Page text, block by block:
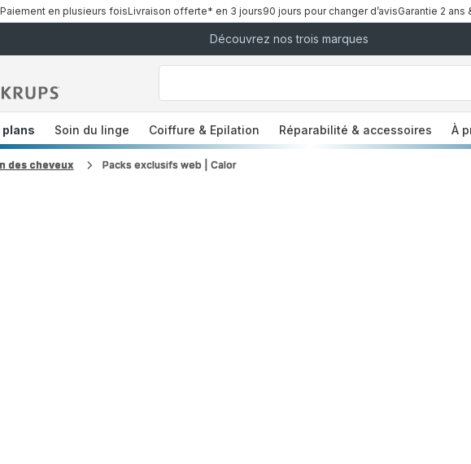
Paiement en plusieurs foisLivraison offerte* en 3 jours90 jours pour changer d’avisGarantie 2 ans
Découvrez nos trois marques
Accueil
["Que
recherchez-
Café
Grains","Centrales
Vapeurs","Sèche
plans Soin du linge Coiffure & Epilation Réparabilité & accessoires À
des cheveux Packs exclusifs web | Calor